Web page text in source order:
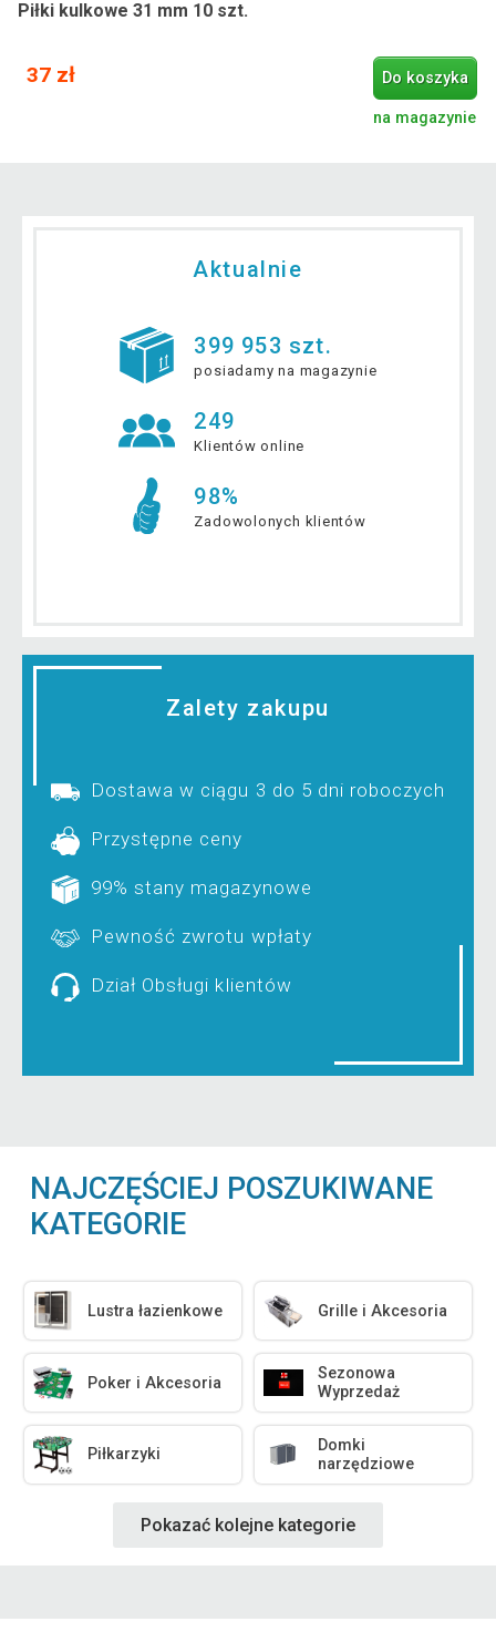
Piłki kulkowe 31 mm 10 szt.
37 zł Do koszyka
na magazynie
Aktualnie
399 953 szt.
posiadamy na magazynie
249
Klientów online
98%
Zadowolonych klientów
Zalety zakupu
Dostawa w ciągu 3 do 5 dni roboczych
Przystępne ceny
99% stany magazynowe
Pewność zwrotu wpłaty
Dział Obsługi klientów
NAJCZĘŚCIEJ POSZUKIWANE
KATEGORIE
Lustra łazienkowe Grille i Akcesoria
Poker i Akcesoria
Sezonowa
Wyprzedaż
Piłkarzyki
Domki
narzędziowe
Pokazać kolejne kategorie